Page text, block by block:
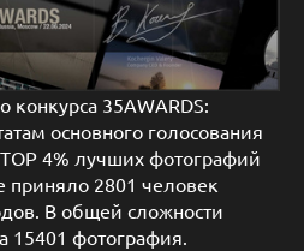
конкурса 35AWARDS:
основного голосования
4% лучших фотографий
приняло 2801 человек
В общей сложности
15401 фотография.